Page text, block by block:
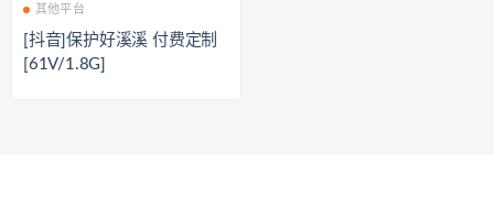
其他平台
[抖音]保护好溪溪 付费定制
[61V/1.8G]